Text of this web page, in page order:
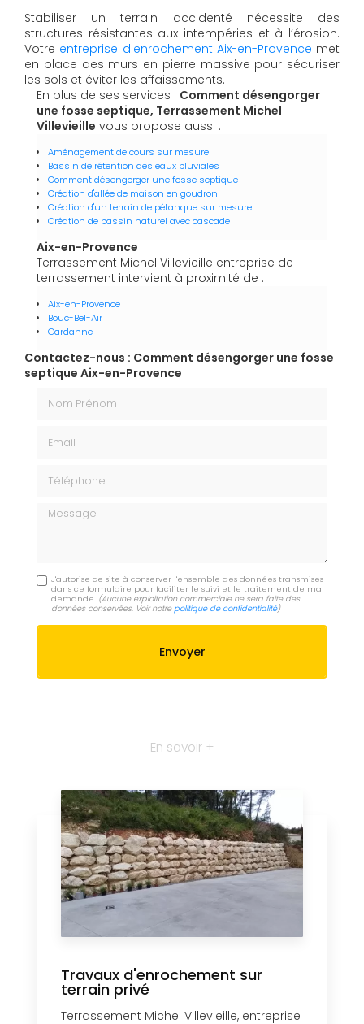
Stabiliser un terrain accidenté nécessite des
structures résistantes aux intempéries et à l’érosion.
Votre entreprise d'enrochement Aix-en-Provence met
en place des murs en pierre massive pour sécuriser
les sols et éviter les affaissements.
En plus de ses services : Comment désengorger
une fosse septique, Terrassement Michel
Villevieille vous propose aussi :
Aménagement de cours sur mesure
Bassin de rétention des eaux pluviales
Comment désengorger une fosse septique
Création d'allée de maison en goudron
Création d'un terrain de pétanque sur mesure
Création de bassin naturel avec cascade
Aix-en-Provence
Terrassement Michel Villevieille entreprise de
terrassement intervient à proximité de :
Aix-en-Provence
Bouc-Bel-Air
Gardanne
Contactez-nous : Comment désengorger une fosse
septique Aix-en-Provence
Message
J'autorise ce site à conserver l'ensemble des données transmises
dans ce formulaire pour faciliter le suivi et le traitement de ma
demande. (Aucune exploitation commerciale ne sera faite des
données conservées. Voir notrepolitique de confidentialité)
En savoir +
Travaux d'enrochement sur
terrain privé
Terrassement Michel Villevieille, entreprise